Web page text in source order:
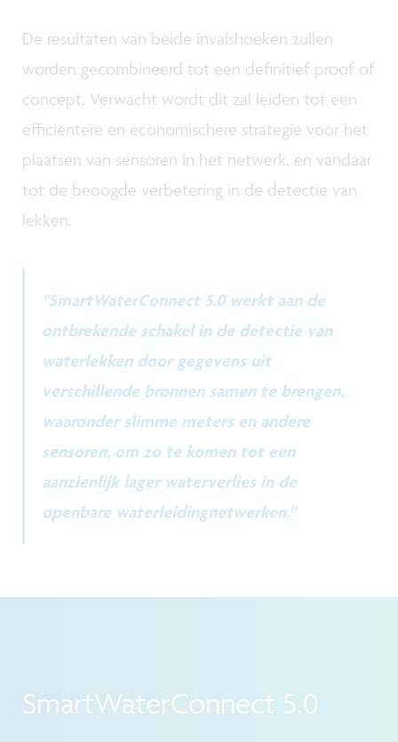
De resultaten van beide invalshoeken zullen
worden gecombineerd tot een definitief proof of
concept. Verwacht wordt dit zal leiden tot een
efficiëntere en economischere strategie voor het
plaatsen van sensoren in het netwerk, en vandaar
tot de beoogde verbetering in de detectie van
lekken.
"SmartWaterConnect 5.0 werkt aan de
ontbrekende schakel in de detectie van
waterlekken door gegevens uit
verschillende bronnen samen te brengen,
waaronder slimme meters en andere
sensoren, om zo te komen tot een
aanzienlijk lager waterverlies in de
openbare waterleidingnetwerken."
SmartWaterConnect 5.0